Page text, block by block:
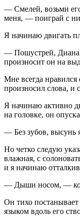
— Смелей, возьми
меня, — поиграй с
Я начинаю двигать
— Пошустрей,
произносит он на
Мне всегда нравился
произносил слова, и
Я начинаю активно
на головке, он
— Без зубов, высунь
Но четко следую
влажная, с солоно
и я начинаю
— Дыши носом, —
Он тихо
языком вдоль его